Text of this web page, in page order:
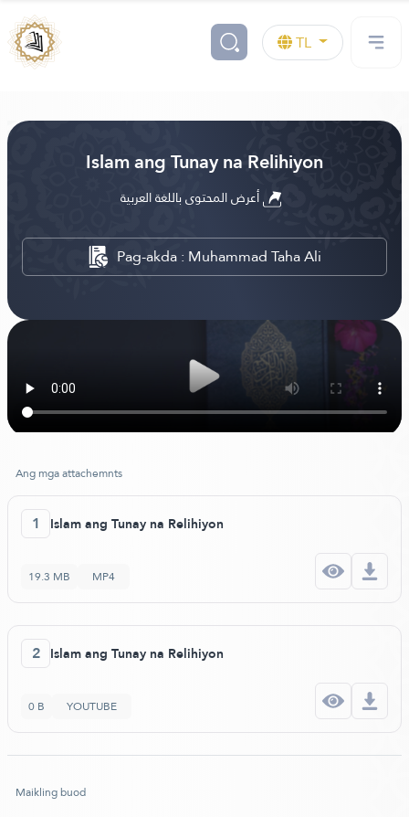
TL
Islam ang Tunay na Relihiyon
Pag-akda : Muhammad Taha Ali
Ang mga attachemnts
1 Islam ang Tunay na Relihiyon
19.3 MB MP4
2 Islam ang Tunay na Relihiyon
0 B YOUTUBE
Maikling buod